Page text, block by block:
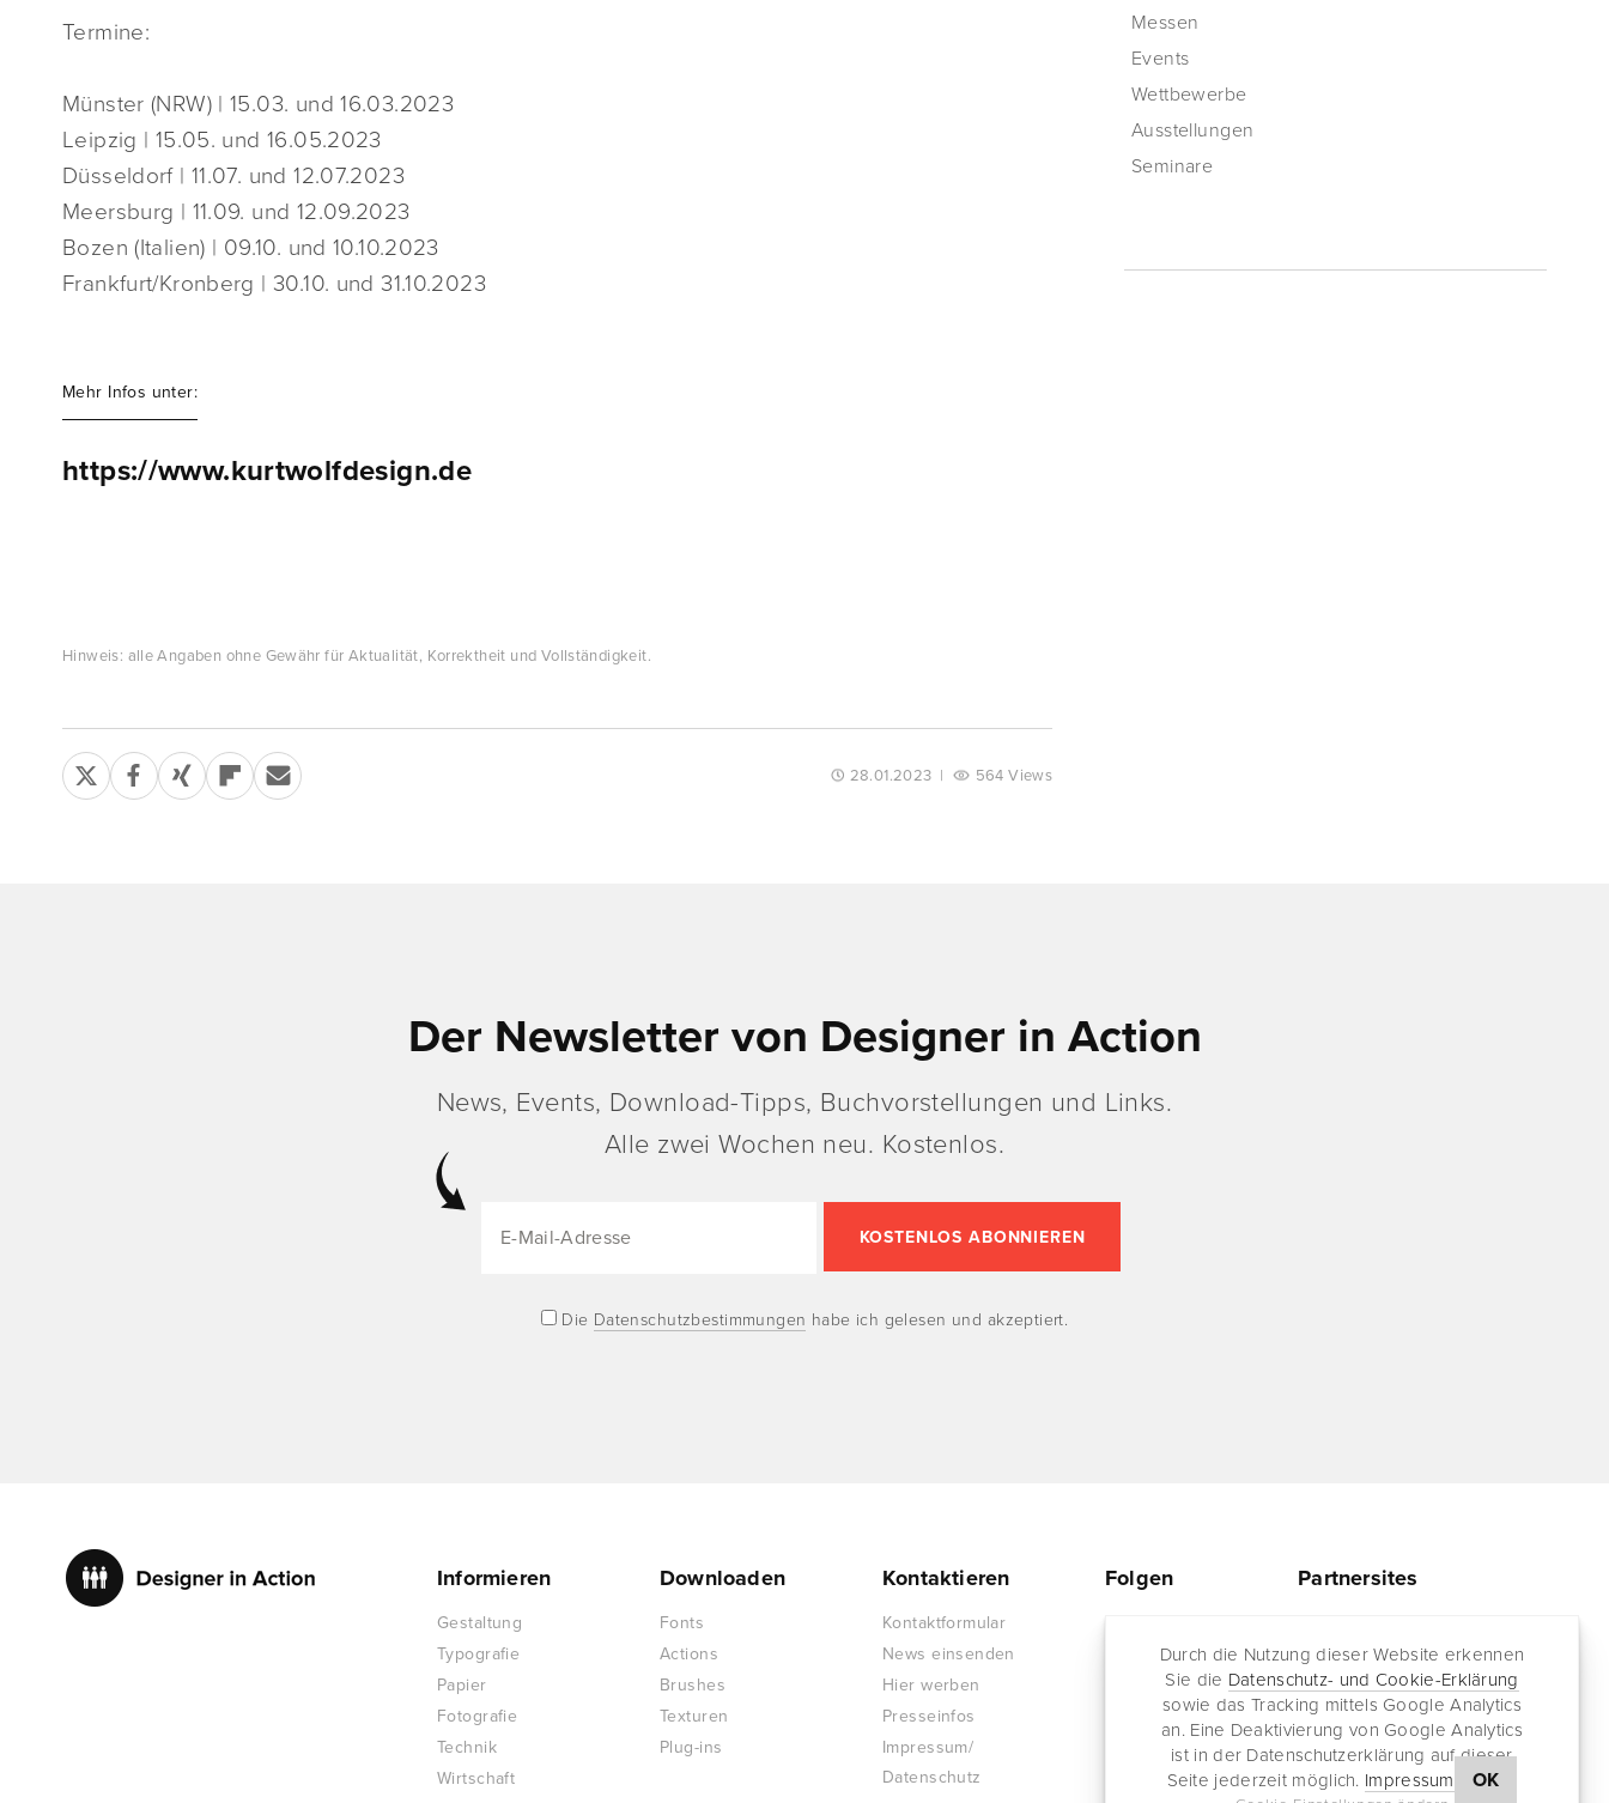
Durch die Nutzung dieser Website erkennen
Sie die Datenschutz- und Cookie-Erklärung
sowie das Tracking mittels Google Analytics
an. Eine Deaktivierung von Google Analytics
ist in der Datenschutzerklärung auf dieser
Seite jederzeit möglich. Impressum OK
Termine:
Münster (NRW) | 15.03. und 16.03.2023
Leipzig | 15.05. und 16.05.2023
Düsseldorf | 11.07. und 12.07.2023
Meersburg | 11.09. und 12.09.2023
Bozen (Italien) | 09.10. und 10.10.2023
Frankfurt/Kronberg | 30.10. und 31.10.2023
Mehr Infos unter:
https://www.kurtwolfdesign.de
Hinweis: alle Angaben ohne Gewähr für Aktualität, Korrektheit und Vollständigkeit.
28.01.2023 | 564 Views
Messen
Events
Wettbewerbe
Ausstellungen
Seminare
Der Newsletter von Designer in Action
News, Events, Download-Tipps, Buchvorstellungen und Links.
Alle zwei Wochen neu. Kostenlos.
Die Datenschutzbestimmungen habe ich gelesen und akzeptiert.
Informieren
Gestaltung
Typografie
Papier
Fotografie
Technik
Wirtschaft
Downloaden
Fonts
Actions
Brushes
Texturen
Plug-ins
Kontaktieren
Kontaktformular
News einsenden
Hier werben
Presseinfos
Impressum/
Datenschutz
Folgen
Facebook
RSS-Feed
Newsletter
Partnersites
Jazz for me